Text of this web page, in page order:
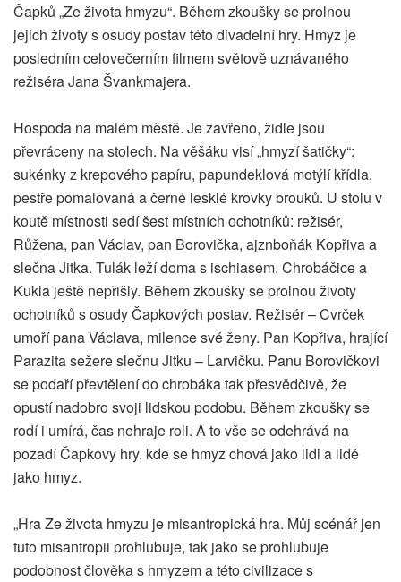
Čapků „Ze života hmyzu“. Během zkoušky se prolnou
jejich životy s osudy postav této divadelní hry. Hmyz je
posledním celovečerním filmem světově uznávaného
režiséra Jana Švankmajera.
Hospoda na malém městě. Je zavřeno, židle jsou
převráceny na stolech. Na věšáku visí „hmyzí šatičky“:
sukénky z krepového papíru, papundeklová motýlí křídla,
pestře pomalovaná a černé lesklé krovky brouků. U stolu v
koutě místnosti sedí šest místních ochotníků: režisér,
Růžena, pan Václav, pan Borovička, ajznboňák Kopřiva a
slečna Jitka. Tulák leží doma s ischiasem. Chrobáčice a
Kukla ještě nepřišly. Během zkoušky se prolnou životy
ochotníků s osudy Čapkových postav. Režisér – Cvrček
umoří pana Václava, milence své ženy. Pan Kopřiva, hrající
Parazita sežere slečnu Jitku – Larvičku. Panu Borovičkovi
se podaří převtělení do chrobáka tak přesvědčivě, že
opustí nadobro svoji lidskou podobu. Během zkoušky se
rodí i umírá, čas nehraje roli. A to vše se odehrává na
pozadí Čapkovy hry, kde se hmyz chová jako lidi a lidé
jako hmyz.
„Hra Ze života hmyzu je misantropická hra. Můj scénář jen
tuto misantropii prohlubuje, tak jako se prohlubuje
podobnost člověka s hmyzem a této civilizace s